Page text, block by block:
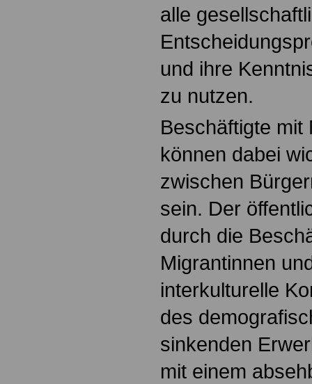
alle
und ihre
zu nutzen.
Beschäftigte mit
können dabei
zwischen
sein. Der
durch die
Migrantinnen
interkulturelle
des
sinkenden
mit einem